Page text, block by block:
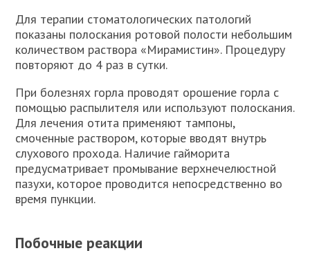
Для терапии стоматологических патологий
показаны полоскания ротовой полости небольшим
количеством раствора «Мирамистин». Процедуру
повторяют до 4 раз в сутки.
При болезнях горла проводят орошение горла с
помощью распылителя или используют полоскания.
Для лечения отита применяют тампоны,
смоченные раствором, которые вводят внутрь
слухового прохода. Наличие гайморита
предусматривает промывание верхнечелюстной
пазухи, которое проводится непосредственно во
время пункции.
Побочные реакции